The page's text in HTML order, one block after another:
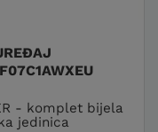
- komplet bijela
jedinica